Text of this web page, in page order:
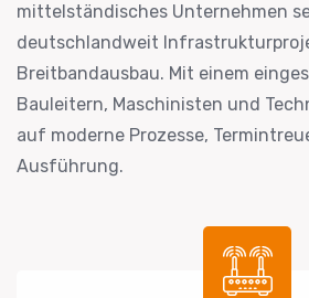
mittelständisches Unternehmen
deutschlandweit
Breitbandausbau. Mit einem
Bauleitern, Maschinisten und
auf moderne Prozesse,
Ausführung.